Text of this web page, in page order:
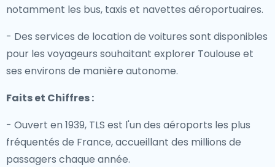
notamment les bus, taxis et navettes aéroportuaires.
- Des services de location de voitures sont disponibles
pour les voyageurs souhaitant explorer Toulouse et
ses environs de manière autonome.
Faits et Chiffres :
- Ouvert en 1939, TLS est l'un des aéroports les plus
fréquentés de France, accueillant des millions de
passagers chaque année.